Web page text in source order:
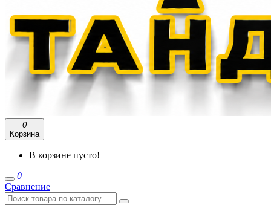
0
Корзина
В корзине пусто!
0
Сравнение